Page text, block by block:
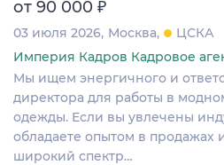
от 90 000 ₽
03 июля 2026 Москва
ЦСКА
Империя Кадров Кадровое
Мы ищем энергичного и
директора для работы в
одежды. Если вы увлечены
обладаете опытом в продажах
широкий спектр…